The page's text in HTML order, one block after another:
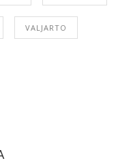
VALJARTO